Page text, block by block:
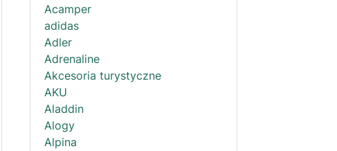
Acamper
adidas
Adler
Adrenaline
Akcesoria turystyczne
AKU
Aladdin
Alogy
Alpina